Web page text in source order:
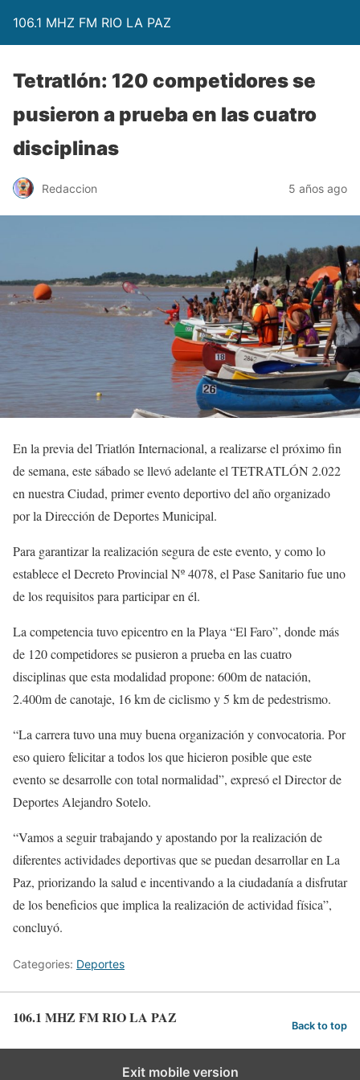
106.1 MHZ FM RIO LA PAZ
Tetratlón: 120 competidores se
pusieron a prueba en las cuatro
disciplinas
Redaccion 5 años ago
En la previa del Triatlón Internacional, a realizarse el próximo fin
de semana, este sábado se llevó adelante el TETRATLÓN 2.022
en nuestra Ciudad, primer evento deportivo del año organizado
por la Dirección de Deportes Municipal.
Para garantizar la realización segura de este evento, y como lo
establece el Decreto Provincial Nº 4078, el Pase Sanitario fue uno
de los requisitos para participar en él.
La competencia tuvo epicentro en la Playa “El Faro”, donde más
de 120 competidores se pusieron a prueba en las cuatro
disciplinas que esta modalidad propone: 600m de natación,
2.400m de canotaje, 16 km de ciclismo y 5 km de pedestrismo.
“La carrera tuvo una muy buena organización y convocatoria. Por
eso quiero felicitar a todos los que hicieron posible que este
evento se desarrolle con total normalidad”, expresó el Director de
Deportes Alejandro Sotelo.
“Vamos a seguir trabajando y apostando por la realización de
diferentes actividades deportivas que se puedan desarrollar en La
Paz, priorizando la salud e incentivando a la ciudadanía a disfrutar
de los beneficios que implica la realización de actividad física”,
concluyó.
Categories: Deportes
106.1 MHZ FM RIO LA PAZ Back to top
Exit mobile version